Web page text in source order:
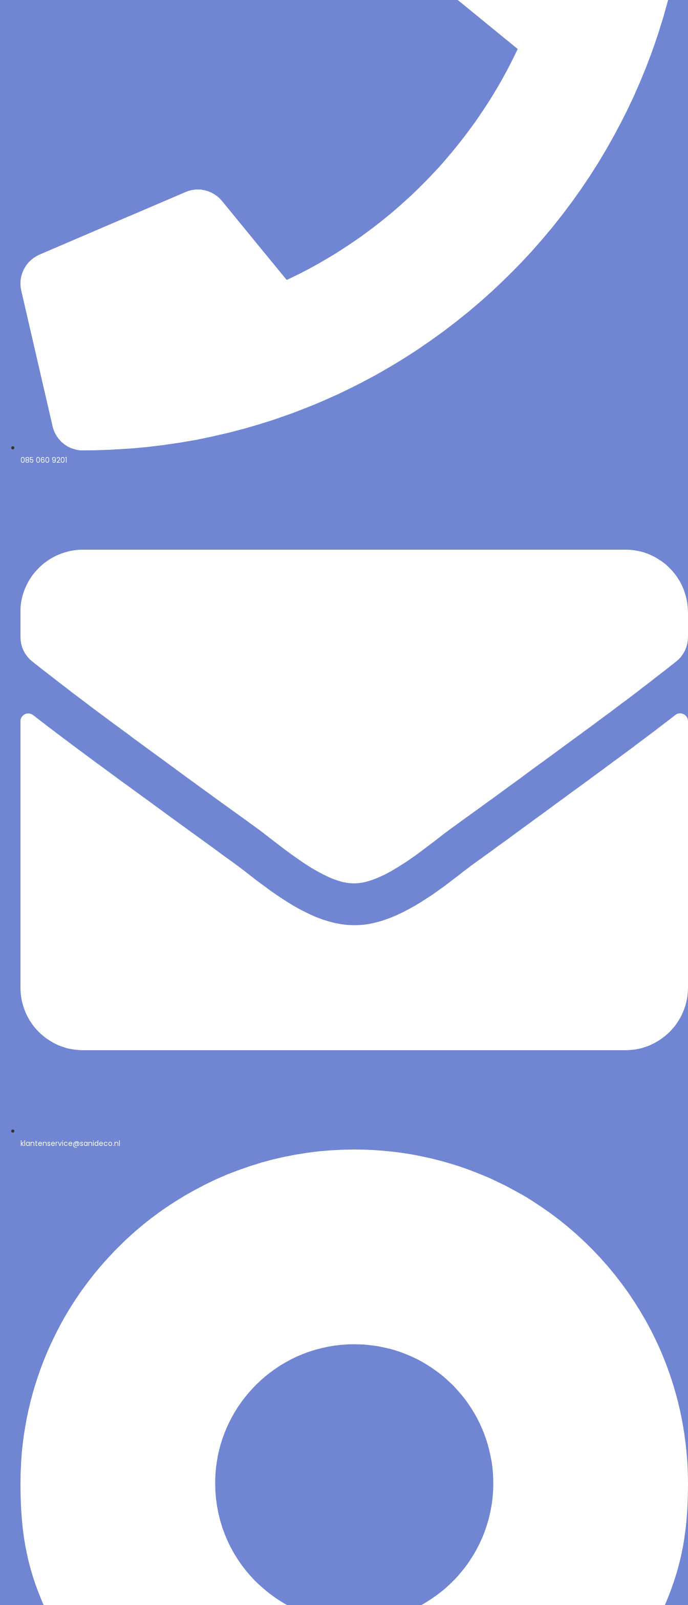
085 060 9201
klantenservice@sanideco.nl